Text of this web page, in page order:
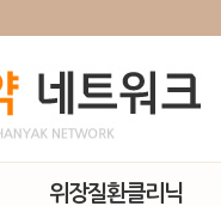
위장질환클리닉